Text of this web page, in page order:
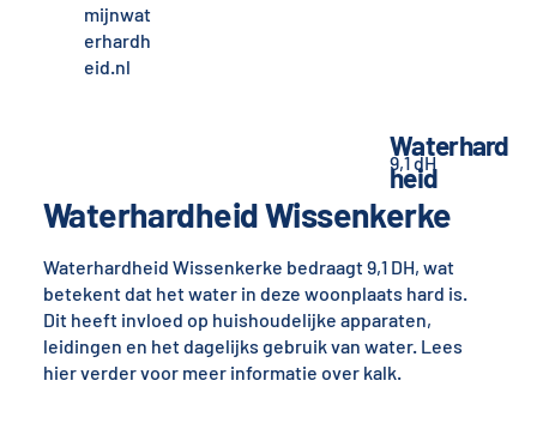
mijnwat
erhardh
eid.nl
Waterhardheid Wissenkerke
Waterhardheid Wissenkerke bedraagt 9,1 DH, wat
betekent dat het water in deze woonplaats hard is.
Dit heeft invloed op huishoudelijke apparaten,
leidingen en het dagelijks gebruik van water. Lees
hier verder voor meer informatie over kalk.
Waterhard
heid
9,1 dH